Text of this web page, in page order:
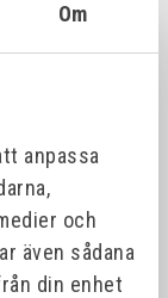
Om
anpassa
och
även sådana
din enhet